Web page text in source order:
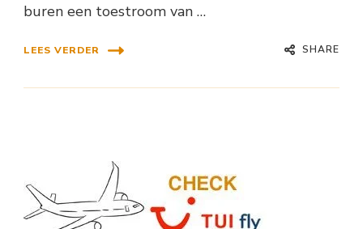
buren een toestroom van …
LEES VERDER SHARE